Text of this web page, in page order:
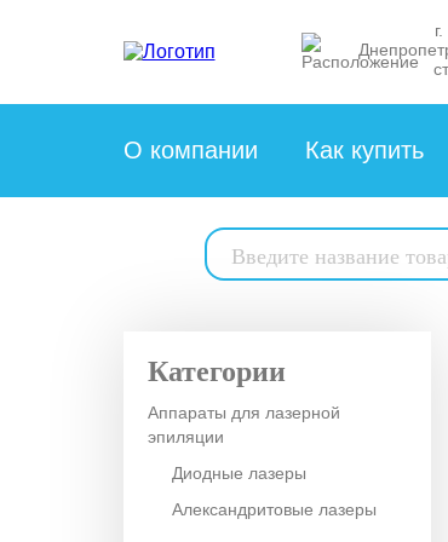
О компании Как купить
Поиск
товаров
Категории
Аппараты для лазерной
эпиляции
Диодные лазеры
Александритовые лазеры